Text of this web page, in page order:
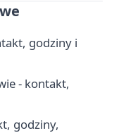
godziny i
- kontakt,
godziny,